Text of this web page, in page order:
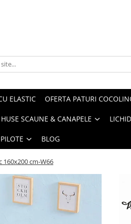
ELASTIC OFERTA PATURI
HUSE SCAUNE & CANAPELE
BLOG
160x200 cm-W66